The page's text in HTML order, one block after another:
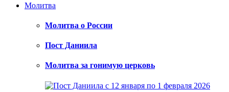
Молитва
Молитва о России
Пост Даниила
Молитва за гонимую церковь